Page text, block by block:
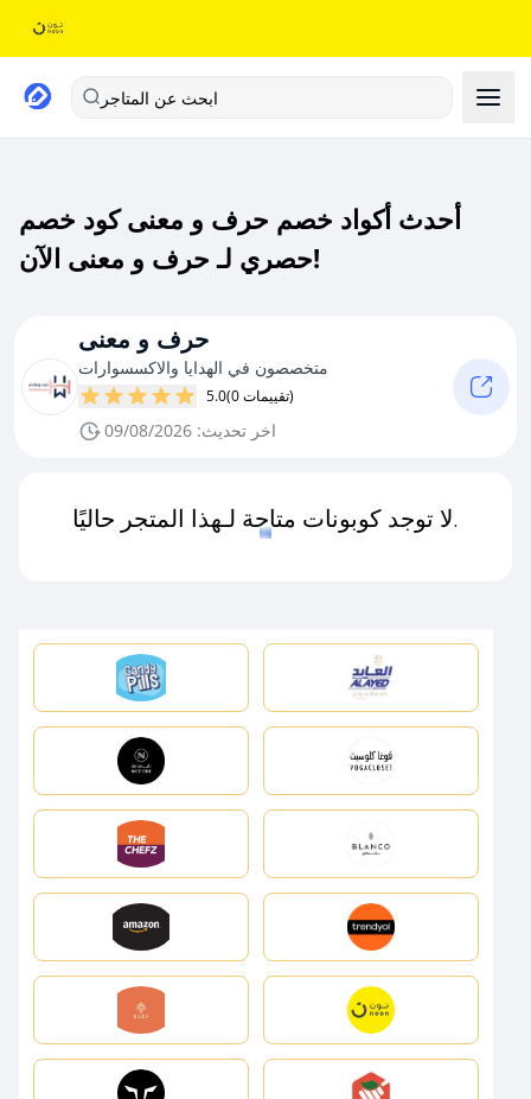
ابحث عن المتاجر
أحدث أكواد خصم حرف و معنى كود خصم
حصري لـ حرف و معنى الآن!
حرف و معنى
متخصصون في الهدايا والاكسسوارات
5.0 (0 تقييمات)
اخر تحديث: 09/08/2026
لا توجد كوبونات متاحة لـهذا المتجر حاليًا.